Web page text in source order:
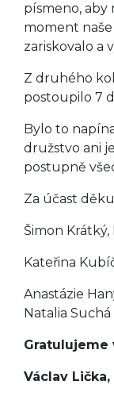
písmeno,
moment
zariskovalo a
Z druhého
postoupilo 7
Bylo to
družstvo ani
postupně
Za účast
Šimon
Kateřina
Anastázie
Natalia Suchá
Gratulujeme
Václav